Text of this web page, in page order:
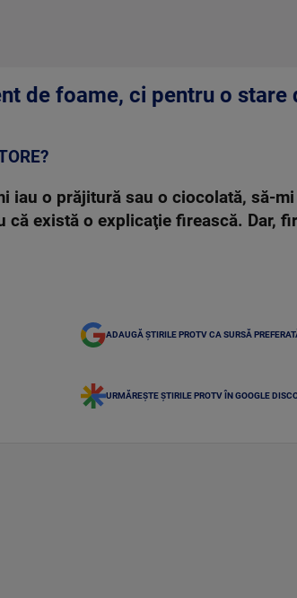
de foame, ci pentru o
iau o prăjitură sau o ciocolată, să-
că există o explicaţie firească. Dar,
ADAUGĂ ȘTIRILE PROTV CA SURSĂ
URMĂREȘTE ȘTIRILE PROTV ÎN GOOGLE